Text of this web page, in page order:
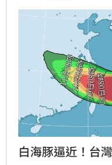
白海豚逼近！台